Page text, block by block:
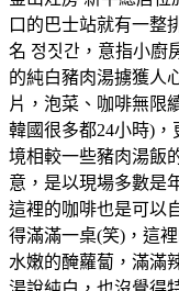
口的巴士站就有一整
名 정짓간，意指小廚
的純白豬肉湯擄獲人
片，泡菜、咖啡無限
韓國很多都24小時)
境相較一些豬肉湯飯
意，是以現場多數是
這裡的咖啡也是可以
得滿滿一桌(笑)，這
水嫩的醃蘿蔔，滿滿